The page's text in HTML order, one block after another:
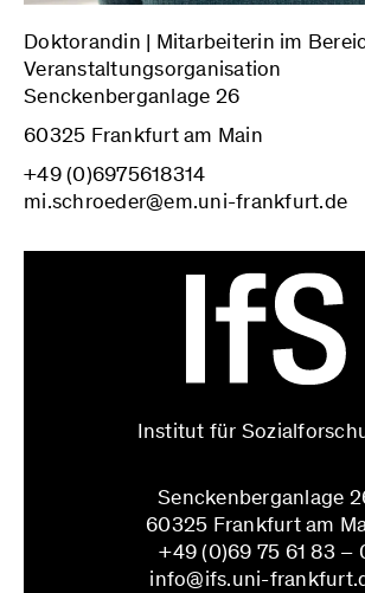
Doktorandin | Mitarbeiterin im
Veranstaltungsorganisation
Senckenberganlage 26
60325 Frankfurt am Main
+49 (0)6975618314
mi.schroeder@em.uni-frankfurt.de
Institut für
Senckenberganlage
60325 Frankfurt am
+49 (0)69 75 61 83 –
info@ifs.uni-